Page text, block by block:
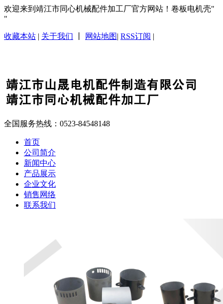
欢迎来到靖江市同心机械配件加工厂官方网站！卷板电机壳
收藏本站 | 关于我们 网站地图| RSS订阅 |
全国服务热线： 0523-84548148
首页
公司简介
新闻中心
产品展示
企业文化
销售网络
联系我们